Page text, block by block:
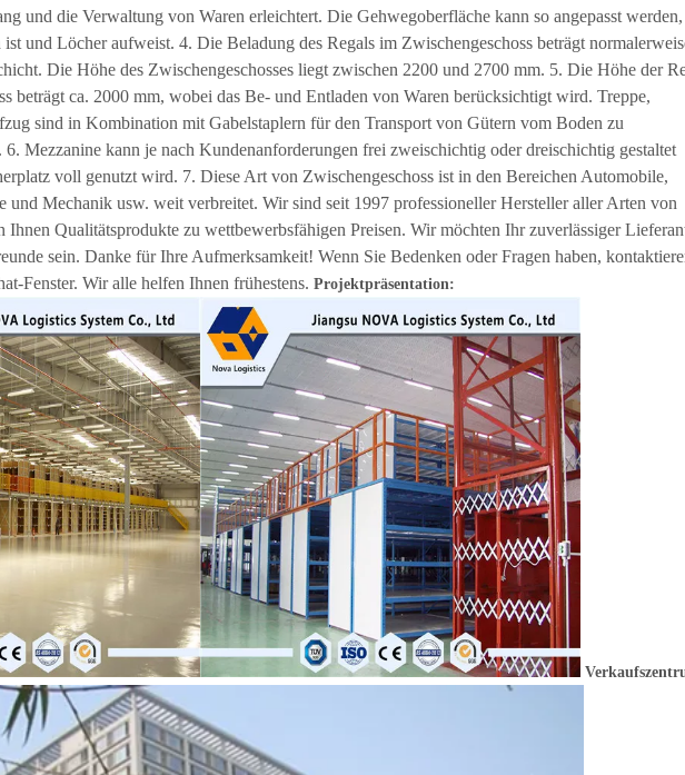
und die Verwaltung von Waren erleichtert. Die Gehwegoberfläche kann so angepasst werden,
und Löcher aufweist. 4. Die Beladung des Regals im Zwischengeschoss beträgt
Die Höhe des Zwischengeschosses liegt zwischen 2200 und 2700 mm. 5. Die Höhe der
beträgt ca. 2000 mm, wobei das Be- und Entladen von Waren berücksichtigt wird. Treppe,
sind in Kombination mit Gabelstaplern für den Transport von Gütern vom Boden zu
6. Mezzanine kann je nach Kundenanforderungen frei zweischichtig oder dreischichtig gestaltet
voll genutzt wird. 7. Diese Art von Zwischengeschoss ist in den Bereichen Automobile,
und Mechanik usw. weit verbreitet. Wir sind seit 1997 professioneller Hersteller aller Arten von
Ihnen Qualitätsprodukte zu wettbewerbsfähigen Preisen. Wir möchten Ihr zuverlässiger
sein. Danke für Ihre Aufmerksamkeit! Wenn Sie Bedenken oder Fragen haben,
Fenster. Wir alle helfen Ihnen frühestens. Projektpräsentation: